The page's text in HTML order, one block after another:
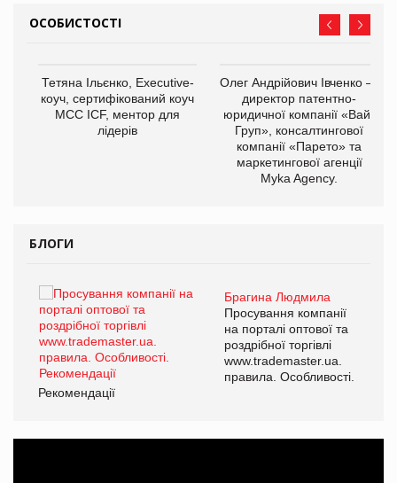
ОСОБИСТОСТІ
Тетяна Ільєнко, Executive-
коуч, сертифікований коуч
МСС ICF, ментор для
лідерів
Олег Андрійович Івченко —
директор патентно-
юридичної компанії «Вайз
Груп», консалтингової
компанії «Парето» та
маркетингової агенції
Myka Agency.
БЛОГИ
Брагина Людмила
Просування компанії
на порталі оптової та
роздрібної торгівлі
www.trademaster.ua.
правила. Особливості.
Рекомендації